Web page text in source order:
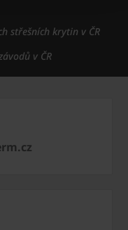
střešních krytin v ČR
v ČR